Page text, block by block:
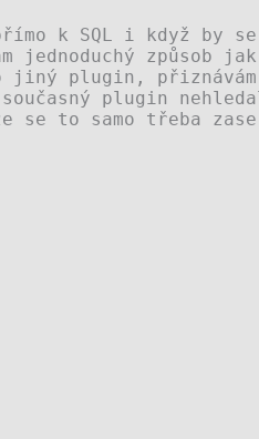
k SQL i když by
jednoduchý způsob
plugin, přiznávám
plugin
se to samo třeba